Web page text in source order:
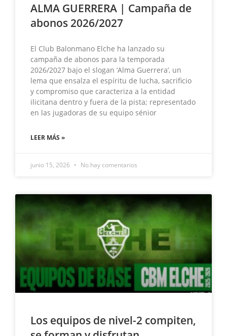
ALMA GUERRERA | Campaña de
abonos 2026/2027
El Club Balonmano Elche ha lanzado su
campaña de abonos para la temporada
2026/2027 bajo el slogan ‘Alma Guerrera’, un
lema que ensalza el espíritu de lucha, sacrificio
y compromiso que caracteriza a la entidad
ilicitana dentro y fuera de la pista; representado
en las jugadoras de su equipo sénior
LEER MÁS »
junio 15, 2026 No hay comentarios
Los equipos de nivel-2 compiten,